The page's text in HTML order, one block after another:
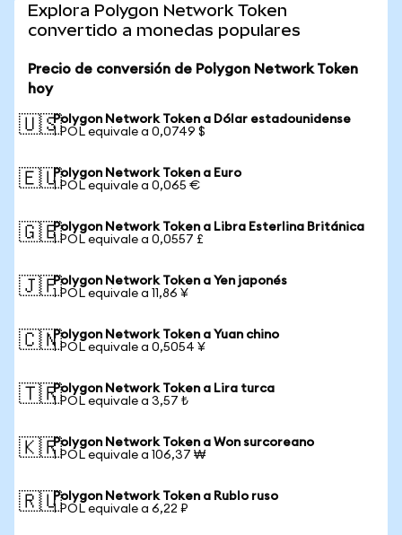
Explora Polygon Network Token
convertido a monedas populares
Precio de conversión de Polygon Network Token
hoy
🇺🇸Polygon Network Token a Dólar estadounidense
1 POL equivale a 0,0749 $
🇪🇺Polygon Network Token a Euro
1 POL equivale a 0,065 €
🇬🇧Polygon Network Token a Libra Esterlina Británica
1 POL equivale a 0,0557 £
🇯🇵Polygon Network Token a Yen japonés
1 POL equivale a 11,86 ¥
🇨🇳Polygon Network Token a Yuan chino
1 POL equivale a 0,5054 ¥
🇹🇷Polygon Network Token a Lira turca
1 POL equivale a 3,57 ₺
🇰🇷Polygon Network Token a Won surcoreano
1 POL equivale a 106,37 ₩
🇷🇺Polygon Network Token a Rublo ruso
1 POL equivale a 6,22 ₽